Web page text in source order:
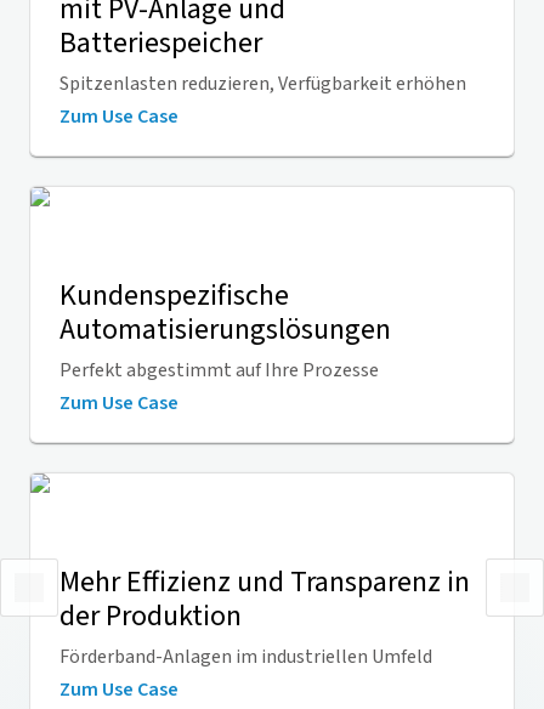
mit PV-Anlage und
Batteriespeicher
Spitzenlasten reduzieren, Verfügbarkeit erhöhen
Zum Use Case
Kundenspezifische
Automatisierungslösungen
Perfekt abgestimmt auf Ihre Prozesse
Zum Use Case
Mehr Effizienz und Transparenz in
der Produktion
Förderband-Anlagen im industriellen Umfeld
Zum Use Case